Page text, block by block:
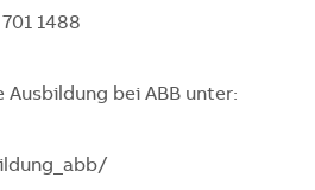
1488
Ausbildung bei ABB unter: